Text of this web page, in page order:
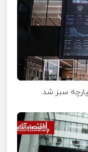
سبز شد